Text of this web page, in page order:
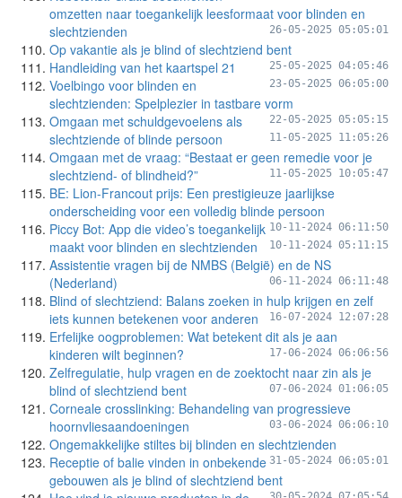
omzetten naar toegankelijk leesformaat voor blinden en
slechtzienden
26-05-2025 05:05:01
Op vakantie als je blind of slechtziend bent
25-05-2025 04:05:46
Handleiding van het kaartspel 21
23-05-2025 06:05:00
Voelbingo voor blinden en
slechtzienden: Spelplezier in tastbare vorm
22-05-2025 05:05:15
Omgaan met schuldgevoelens als
slechtziende of blinde persoon
11-05-2025 11:05:26
Omgaan met de vraag: “Bestaat er geen remedie voor je
slechtziend- of blindheid?”
11-05-2025 10:05:47
BE: Lion-Francout prijs: Een prestigieuze jaarlijkse
onderscheiding voor een volledig blinde persoon
10-11-2024 06:11:50
Piccy Bot: App die video’s toegankelijk
maakt voor blinden en slechtzienden
10-11-2024 05:11:15
Assistentie vragen bij de NMBS (België) en de NS
(Nederland)
06-11-2024 06:11:48
Blind of slechtziend: Balans zoeken in hulp krijgen en zelf
iets kunnen betekenen voor anderen
16-07-2024 12:07:28
Erfelijke oogproblemen: Wat betekent dit als je aan
kinderen wilt beginnen?
17-06-2024 06:06:56
Zelfregulatie, hulp vragen en de zoektocht naar zin als je
blind of slechtziend bent
07-06-2024 01:06:05
Corneale crosslinking: Behandeling van progressieve
hoornvliesaandoeningen
03-06-2024 06:06:10
Ongemakkelijke stiltes bij blinden en slechtzienden
31-05-2024 06:05:01
Receptie of balie vinden in onbekende
gebouwen als je blind of slechtziend bent